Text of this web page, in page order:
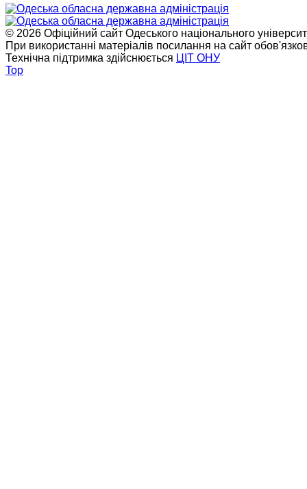
© 2026 Офіційний сайт Одеського національного
При використанні матеріалів посилання на сайт
Технічна підтримка здійснюється ЦІТ ОНУ
Top